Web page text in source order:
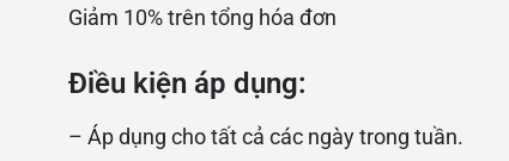
Giảm 10% trên tổng hóa đơn
Điều kiện áp dụng:
– Áp dụng cho tất cả các ngày trong tuần.